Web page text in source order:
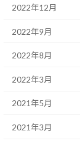
2022年12月
2022年9月
2022年8月
2022年3月
2021年5月
2021年3月